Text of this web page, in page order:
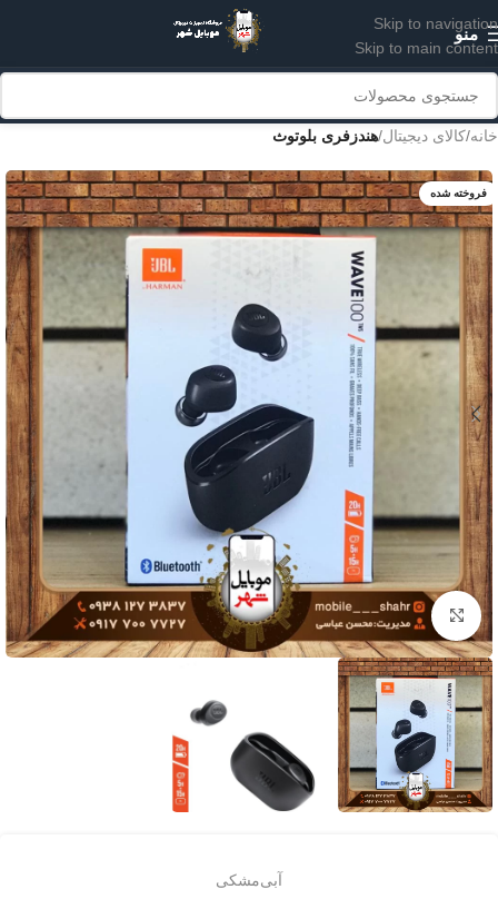
Skip to navigation
Skip to main content
منو
خانه کالای دیجیتال هندزفری بلوتوث
فروخته شده
آبی
برای بزرگنمایی کلیک کنید
آبیمشکی